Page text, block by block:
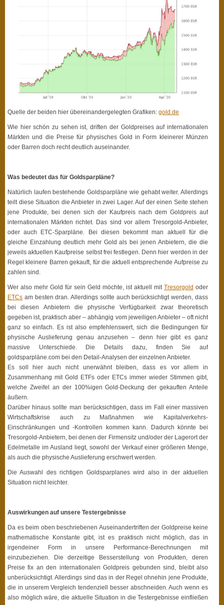
Quelle der beiden hier übereinandergelegten Grafiken: gold.de
Wie hier schön zu sehen ist, driften der Goldpreises auf internationalen
Märkten und die Preise für physisches Gold in Form kleinerer Münzen
oder Barren doch recht deutlich auseinander.
Was bedeutet das für Goldsparpläne?
Natürlich laufen bestehende Goldsparpläne wie gehabt weiter. Allerdings
teilt diese Situation die Anbieter in zwei Lager. Auf der einen Seite stehen
jene Produkte, bei denen sich der Kaufpreis nach dem Goldpreis auf
internationalen Märkten richtet. Das sind vor allem Tresorgold-Anbieter,
oder auch ETC-Sparpläne. Bei diesen bekommt man aktuell für die
gleiche Einzahlung deutlich mehr Gold als bei jenen Anbietern, die die
jeweils aktuellen Kaufpreise selbst frei festlegen. Denn hier werden in der
Regel kleinere Barren gekauft, für die aktuell entsprechende Aufpreise zu
zahlen sind.
Wer also mehr Gold für sein Geld möchte, ist aktuell mit Tresorgold oder
ETCs am besten dran. Allerdings sollte auch berücksichtigt werden, dass
bei diesen Anbietern die physische Verfügbarkeit zwar theoretisch
gegeben ist, praktisch aber – abhängig vom jeweiligen Anbieter – oft nicht
ganz so einfach. Es ist also empfehlenswert, sich die Bedingungen für
physische Auslieferung genau anzusehen – denn hier gibt es ganz
massive Unterschiede. Die Details dazu, finden Sie auf
goldsparpläne.com bei den Detail-Analysen der einzelnen Anbieter.
Es soll hier auch nicht unerwähnt bleiben, dass es vor allem in
Zusammenhang mit Gold ETFs oder ETCs immer wieder Stimmen gibt,
welche Zweifel an der 100%igen Gold-Deckung der gekauften Anteile
äußern.
Darüber hinaus sollte man berücksichtigen, dass im Fall einer massiven
Wirtschaftskrise auch zu Maßnahmen wie Kapitalverkehrs-
Einschränkungen und -Kontrollen kommen kann. Dadurch könnte bei
Tresorgold-Anbietern, bei denen der Firmensitz und/oder der Lagerort der
Edelmetalle im Ausland liegt, sowohl der Verkauf einer größeren Menge,
als auch die physische Auslieferung erschwert werden.
Die Auswahl des richtigen Goldsparplanes wird also in der aktuellen
Situation nicht leichter.
Auswirkungen auf unsere Testergebnisse
Da es beim oben beschriebenen Auseinandertriften der Goldpreise keine
mathematische Konstante gibt, ist es praktisch nicht möglich, das in
irgendeiner Form in unsere Performance-Berechnungen mit
einzubeziehen. Die derzeitige Besserstellung von Produkten, deren
Preise fix an den internationalen Goldpreis gebunden sind, bleibt also
unberücksichtigt. Allerdings sind das in der Regel ohnehin jene Produkte,
die in unserem Vergleich tendenziell besser abschneiden. Auch wenn es
also möglich wäre, die aktuelle Situation in die Testergebnisse einfließen